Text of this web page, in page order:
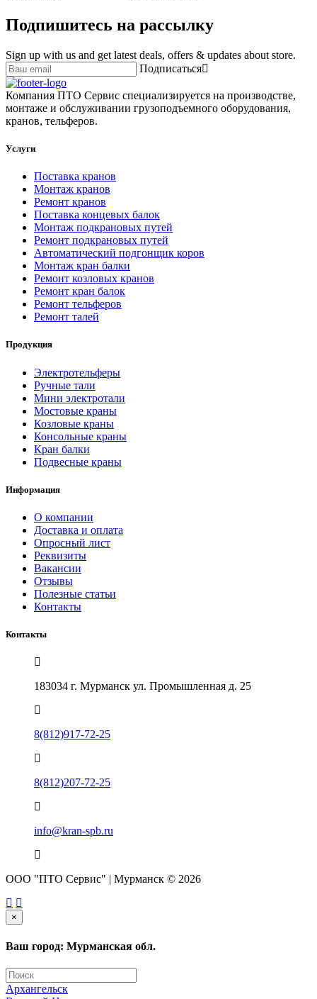
Подпишитесь на рассылку
Sign up with us and get latest deals, offers & updates about store.
Подписаться
Компания ПТО Сервис специализируется на производстве,
монтаже и обслуживании грузоподъемного оборудования,
кранов, тельферов.
Услуги
Поставка кранов
Монтаж кранов
Ремонт кранов
Поставка концевых балок
Монтаж подкрановых путей
Ремонт подкрановых путей
Автоматический подгонщик коров
Монтаж кран балки
Ремонт козловых кранов
Ремонт кран балок
Ремонт тельферов
Ремонт талей
Продукция
Электротельферы
Ручные тали
Мини электротали
Мостовые краны
Козловые краны
Консольные краны
Кран балки
Подвесные краны
Информация
О компании
Доставка и оплата
Опросный лист
Реквизиты
Вакансии
Отзывы
Полезные статьи
Контакты
Контакты
183034 г. Мурманск ул. Промышленная д. 25
8(812)917-72-25
8(812)207-72-25
info@kran-spb.ru
ООО "ПТО Сервис" | Мурманск © 2026
×
Ваш город: Мурманская обл.
Архангельск